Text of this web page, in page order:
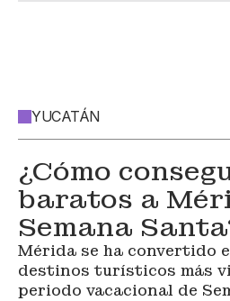
YUCATÁN
¿Cómo
baratos a
Semana
Mérida se ha convertido
destinos turísticos más
periodo vacacional de